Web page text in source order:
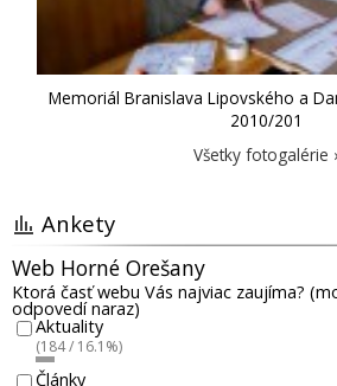
Memoriál Branislava Lipovského a
2010/201
Všetky fotogalérie ›
Ankety
Web Horné Orešany
Ktorá časť webu Vás najviac zaujíma?
odpovedí naraz)
Aktuality
(184 / 16.1%)
Články